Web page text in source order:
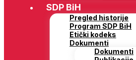
SDP BiH
Pregled historije
Program SDP BiH
Etički kodeks
Dokumenti
Dokumenti